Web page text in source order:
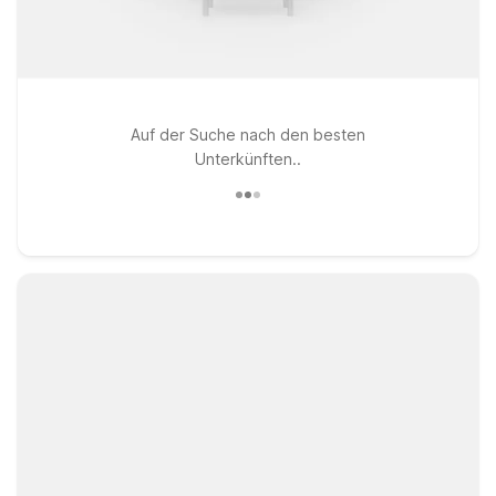
Auf der Suche nach den besten
Unterkünften..